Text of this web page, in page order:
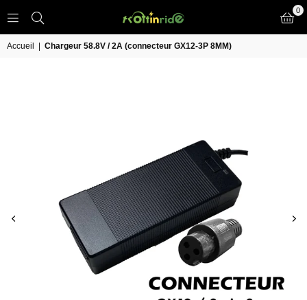
IN
0
Accueil Chargeur 58.8V / 2A (connecteur GX12-3P 8MM)